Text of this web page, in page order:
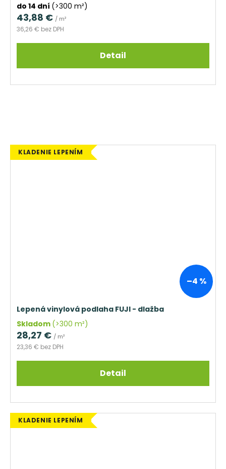
do 14 dní (>300 m²)
36,26 € bez DPH
43,88 € / m²
Detail
KLADENIE LEPENÍM
–4 %
Lepená vinylová podlaha FUJI - dlažba
Skladom (>300 m²)
23,36 € bez DPH
28,27 € / m²
Detail
KLADENIE LEPENÍM